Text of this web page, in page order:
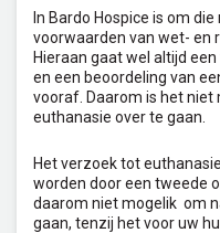
In Bardo Hospice is om
voorwaarden van wet- en
Hieraan gaat wel altijd
en een beoordeling van
vooraf. Daarom is het
euthanasie over te gaan.
Het verzoek tot
worden door een tweede
daarom niet mogelik om
gaan, tenzij het voor uw